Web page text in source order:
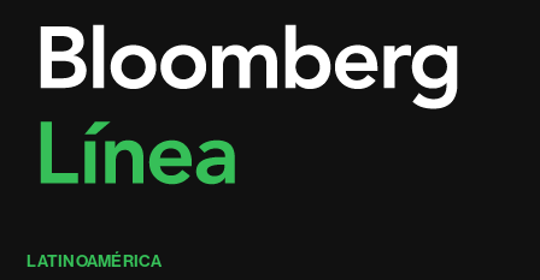
LATINOAMÉRICA